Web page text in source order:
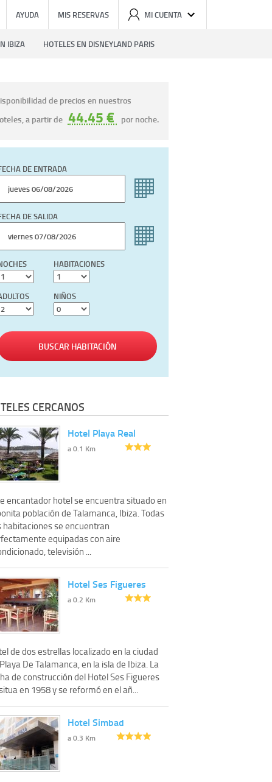
AYUDA MIS RESERVAS MI CUENTA
IBIZA HOTELES EN DISNEYLAND PARIS
de precios en nuestros
a partir de 44.45 € por noche.
DE ENTRADA
DE SALIDA
HABITACIONES
NIÑOS
BUSCAR HABITACIÓN
CERCANOS
Hotel Playa Real
a 0.1 Km
encantador hotel se encuentra situado en
población de Talamanca, Ibiza. Todas
habitaciones se encuentran
equipadas con aire
televisión ...
Hotel Ses Figueres
a 0.2 Km
de dos estrellas localizado en la ciudad
De Talamanca, en la isla de Ibiza. La
de construcción del Hotel Ses Figueres
en 1958 y se reformó en el añ...
Hotel Simbad
a 0.3 Km